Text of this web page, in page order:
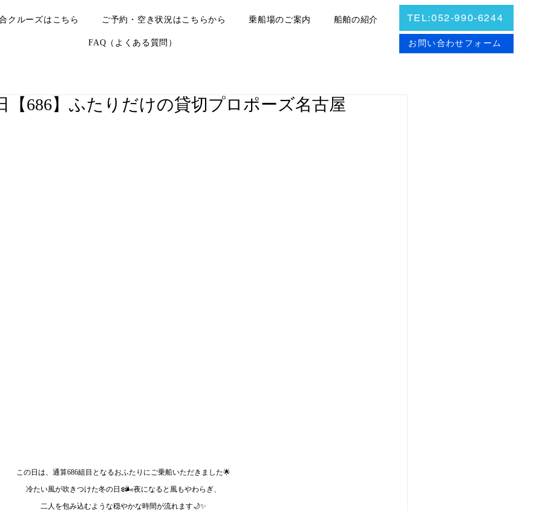
クルーズはこちら ご予約・空き状況はこちらから 乗船場のご案内 船舶の紹介 お問合せ
FAQ（よくある質問）
TEL:052-990-6244
お問い合わせフォーム
【686】ふたりだけの貸切プロポーズ名古屋
この日は、通算686組目となるおふたりにご乗船いただきました🌟
冷たい風が吹きつけた冬の日❄️🌬️夜になると風もやわらぎ、
二人を包み込むような穏やかな時間が流れます🌙✨